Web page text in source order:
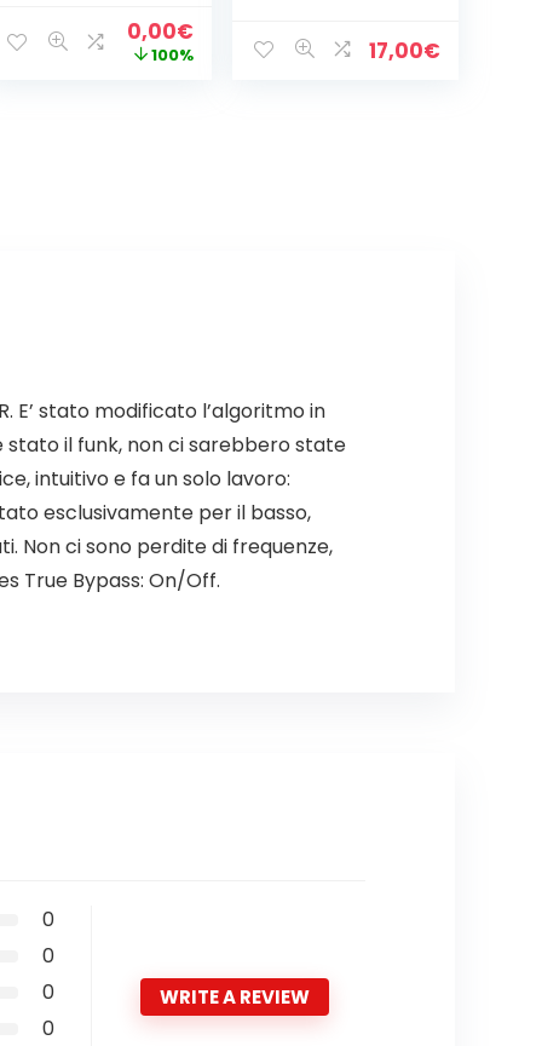
Il
prezzo
0,00€Il
prezzo
100% 17,00€
E’ stato modificato l’algoritmo in
stato il funk, non ci sarebbero state
intuitivo e fa un solo lavoro:
esclusivamente per il basso,
Non ci sono perdite di frequenze,
True Bypass: On/Off.
0
0
0
0
WRITE A REVIEW